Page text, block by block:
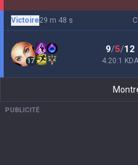
Victoire29 m 48 s
17
9/5/12
4.20:1 KDA
PUBLICITÉ